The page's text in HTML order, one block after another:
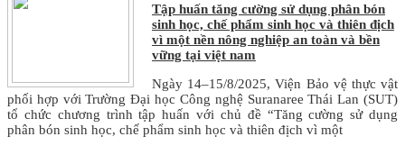
Tập huấn tăng cường sử dụng phân bón
sinh học, chế phẩm sinh học và thiên địch
vì một nền nông nghiệp an toàn và bền
vững tại việt nam
Ngày 14–15/8/2025, Viện Bảo vệ thực vật
phối hợp với Trường Đại học Công nghệ Suranaree Thái Lan (SUT)
tổ chức chương trình tập huấn với chủ đề “Tăng cường sử dụng
phân bón sinh học, chế phẩm sinh học và thiên địch vì một